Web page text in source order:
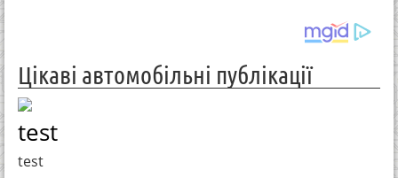
Цікаві автомобільні публікації
test
test